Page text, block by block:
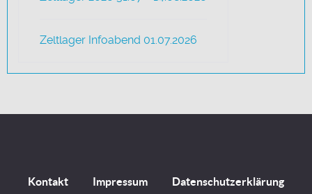
Zeltlager Infoabend 01.07.2026
Kontakt Impressum Datenschutzerklärung